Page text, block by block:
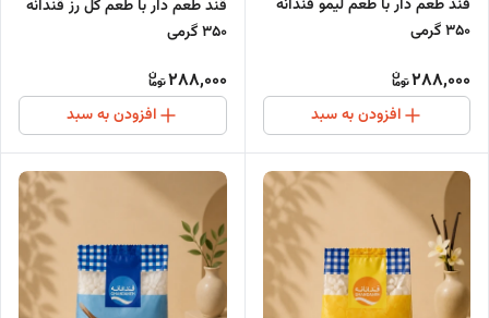
قند طعم دار با طعم لیمو قندانه
350 گرمی
288,000
افزودن به سبد
قند طعم دار با طعم گل رز قندانه
350 گرمی
288,000
افزودن به سبد